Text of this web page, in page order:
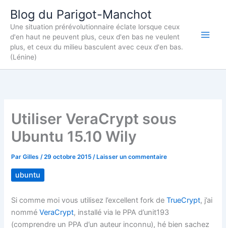
contenu
Blog du Parigot-Manchot
Une situation prérévolutionnaire éclate lorsque ceux
d'en haut ne peuvent plus, ceux d'en bas ne veulent
plus, et ceux du milieu basculent avec ceux d'en bas.
(Lénine)
Utiliser VeraCrypt sous
Ubuntu 15.10 Wily
ParGilles/29 octobre 2015/ Laisser un commentaire
ubuntu
Si comme moi vous utilisez l’excellentfork deTrueCrypt, j’ai
nomméVeraCrypt, installé via le PPAd’unit193
(comprendre un PPA d’un auteur inconnu), hé bien sachez